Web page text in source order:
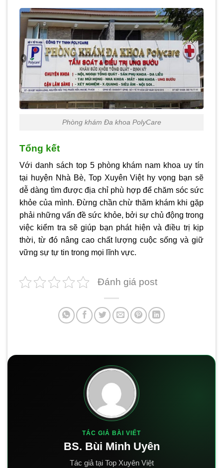
Phòng khám Đa khoa PolyCare
Tổng kết
Với danh sách top 5 phòng khám nam khoa uy tín
tại huyện Nhà Bè, Top Xuyên Việt hy vọng bạn sẽ
dễ dàng tìm được địa chỉ phù hợp để chăm sóc sức
khỏe của mình. Đừng chần chừ thăm khám khi gặp
phải những vấn đề sức khỏe, bởi sự chủ động trong
việc kiểm tra sẽ giúp bạn phát hiện và điều trị kịp
thời, từ đó nâng cao chất lượng cuộc sống và giữ
vững sự tự tin trong mọi lĩnh vực.
Đánh giá post
TÁC GIẢ BÀI VIẾT
BS. Bùi Minh Uyên
Tác giả tại Top Xuyên Việt